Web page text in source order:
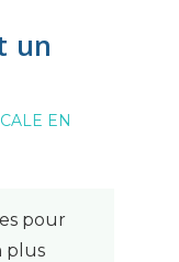
un
EN
pour
plus